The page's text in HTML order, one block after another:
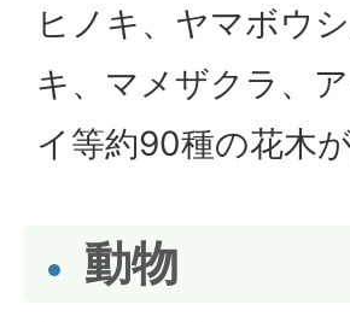
ヒノキ、ヤマボウ
キ、マメザクラ、
イ等約90種の花木
動物